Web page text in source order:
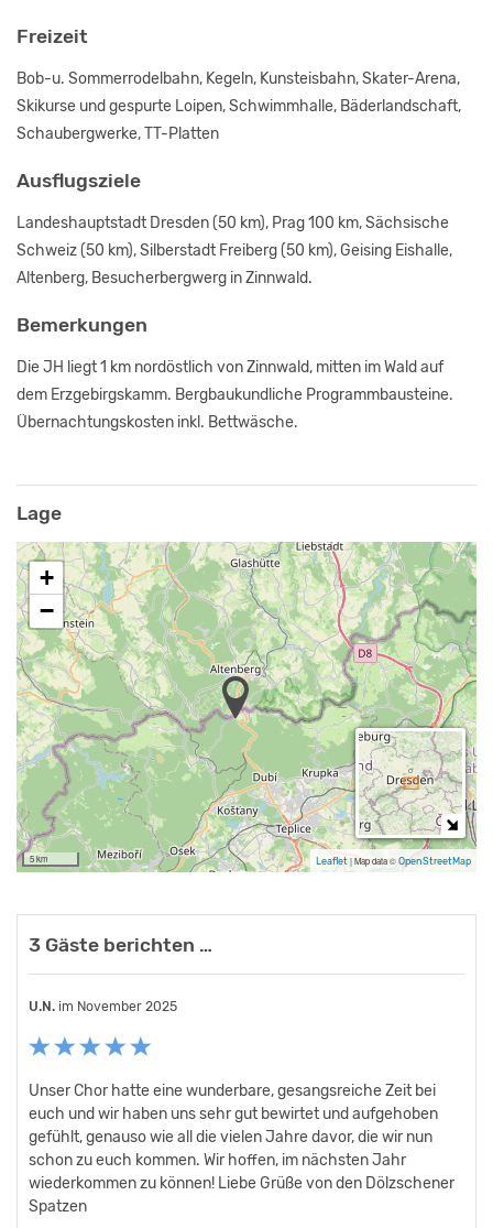
Freizeit
Bob-u. Sommerrodelbahn, Kegeln, Kunsteisbahn, Skater-Arena,
Skikurse und gespurte Loipen, Schwimmhalle, Bäderlandschaft,
Schaubergwerke, TT-Platten
Ausflugsziele
Landeshauptstadt Dresden (50 km), Prag 100 km, Sächsische
Schweiz (50 km), Silberstadt Freiberg (50 km), Geising Eishalle,
Altenberg, Besucherbergwerg in Zinnwald.
Bemerkungen
Die JH liegt 1 km nordöstlich von Zinnwald, mitten im Wald auf
dem Erzgebirgskamm. Bergbaukundliche Programmbausteine.
Übernachtungskosten inkl. Bettwäsche.
Lage
+
−
5 km Leaflet|Map data ©OpenStreetMap
3 Gäste berichten …
U.N. im November 2025
Unser Chor hatte eine wunderbare, gesangsreiche Zeit bei
euch und wir haben uns sehr gut bewirtet und aufgehoben
gefühlt, genauso wie all die vielen Jahre davor, die wir nun
schon zu euch kommen. Wir hoffen, im nächsten Jahr
wiederkommen zu können! Liebe Grüße von den Dölzschener
Spatzen
Andrea im März 2025
Wir hatten wundervolle Tage in Ihrem Haus. Das Team war
freundlich und zuvorkommend, alles war sauber und das
Frühstück war auch prima! Wir kommen wieder!
im Juli 2019
Liebes Team der Jugendherberge "Jägerhütte", Ende des
Schuljahres waren wir mit unseren beiden ersten Klassen auf
Klassenfahrt in der "Jägerhütte". Schon im Vorfeld wurden wir
bei der Planung dieser Woche tatkräftig unterstützt. Jedoch
nicht nur das schöne Wetter machte diesen
Landheimaufenthalt zum Erfolg. Wir fanden saubere Zimmer